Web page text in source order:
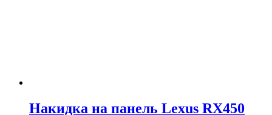
Накидка на панель Lexus RX450